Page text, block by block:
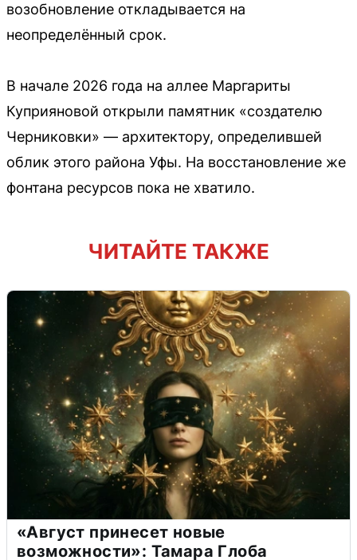
возобновление откладывается на
неопределённый срок.
В начале 2026 года на аллее Маргариты
Куприяновой открыли памятник «создателю
Черниковки» — архитектору, определившей
облик этого района Уфы. На восстановление же
фонтана ресурсов пока не хватило.
ЧИТАЙТЕ ТАКЖЕ
«Август принесет новые
возможности»: Тамара Глоба